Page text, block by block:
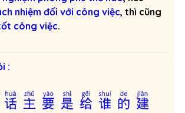
nhiệm đối với công việc, thì cũng
công việc.
:
主要是给谁的建